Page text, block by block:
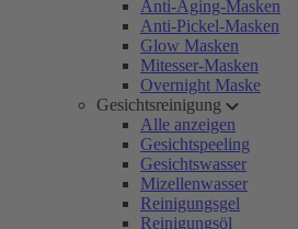
Anti-Aging-Masken
Anti-Pickel-Masken
Glow Masken
Mitesser-Masken
Overnight Maske
Gesichtsreinigung
Alle anzeigen
Gesichtspeeling
Gesichtswasser
Mizellenwasser
Reinigungsgel
Reinigungsöl